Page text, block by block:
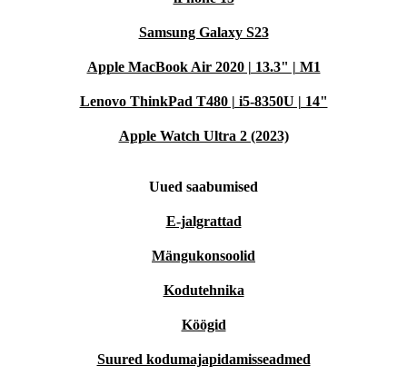
Samsung Galaxy S23
Apple MacBook Air 2020 | 13.3" | M1
Lenovo ThinkPad T480 | i5-8350U | 14"
Apple Watch Ultra 2 (2023)
Uued saabumised
E-jalgrattad
Mängukonsoolid
Kodutehnika
Köögid
Suured kodumajapidamisseadmed